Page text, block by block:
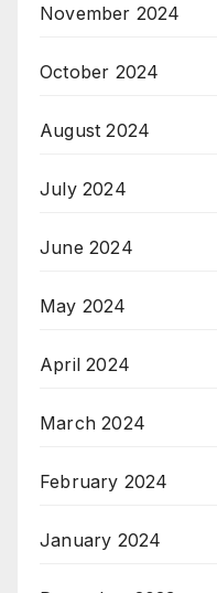
November 2024
October 2024
August 2024
July 2024
June 2024
May 2024
April 2024
March 2024
February 2024
January 2024